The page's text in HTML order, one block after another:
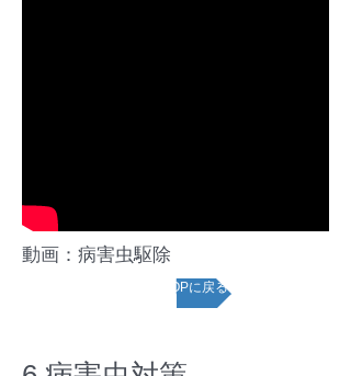
ページTOPに戻る
動画：病害虫駆除